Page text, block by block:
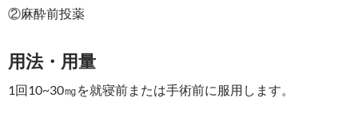
②麻酔前投薬
用法・用量
1回10~30㎎を就寝前または手術前に服用します。